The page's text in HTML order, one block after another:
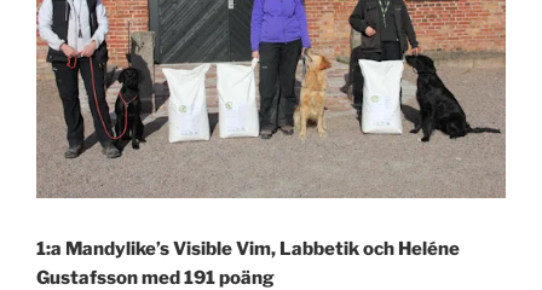
1:a Mandylike’s Visible Vim, Labbetik och Heléne
Gustafsson med 191 poäng